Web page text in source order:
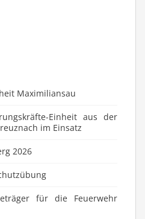
Maximiliansau
Einheit aus der
im Einsatz
2026
für die Feuerwehr